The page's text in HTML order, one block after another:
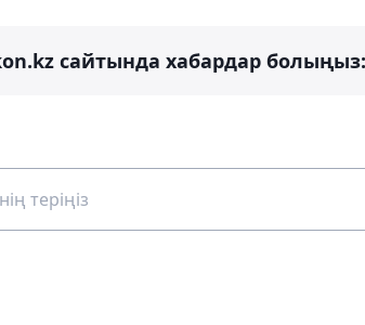
сайтында хабардар болыңыз: